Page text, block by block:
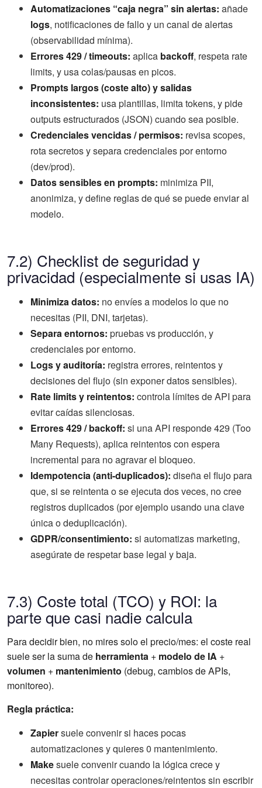
Automatizaciones “caja negra” sin alertas: añade
logs, notificaciones de fallo y un canal de alertas
(observabilidad mínima).
Errores 429 / timeouts: aplica backoff, respeta rate
limits, y usa colas/pausas en picos.
Prompts largos (coste alto) y salidas
inconsistentes: usa plantillas, limita tokens, y pide
outputs estructurados (JSON) cuando sea posible.
Credenciales vencidas / permisos: revisa scopes,
rota secretos y separa credenciales por entorno
(dev/prod).
Datos sensibles en prompts: minimiza PII,
anonimiza, y define reglas de qué se puede enviar al
modelo.
7.2) Checklist de seguridad y
privacidad (especialmente si usas IA)
Minimiza datos: no envíes a modelos lo que no
necesitas (PII, DNI, tarjetas).
Separa entornos: pruebas vs producción, y
credenciales por entorno.
Logs y auditoría: registra errores, reintentos y
decisiones del flujo (sin exponer datos sensibles).
Rate limits y reintentos: controla límites de API para
evitar caídas silenciosas.
Errores 429 / backoff: si una API responde 429 (Too
Many Requests), aplica reintentos con espera
incremental para no agravar el bloqueo.
Idempotencia (anti-duplicados): diseña el flujo para
que, si se reintenta o se ejecuta dos veces, no cree
registros duplicados (por ejemplo usando una clave
única o deduplicación).
GDPR/consentimiento: si automatizas marketing,
asegúrate de respetar base legal y baja.
7.3) Coste total (TCO) y ROI: la
parte que casi nadie calcula
Para decidir bien, no mires solo el precio/mes: el coste real
suele ser la suma de herramienta + modelo de IA +
volumen + mantenimiento (debug, cambios de APIs,
monitoreo).
Regla práctica:
Zapiersuele convenir si haces pocas
automatizaciones y quieres 0 mantenimiento.
Makesuele convenir cuando la lógica crece y
necesitas controlar operaciones/reintentos sin escribir